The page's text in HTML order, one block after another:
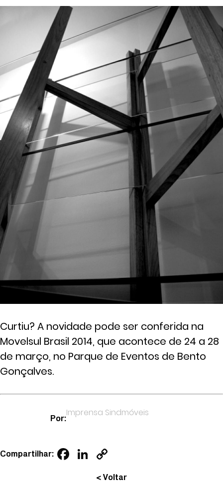
Curtiu? A novidade pode ser conferida na
Movelsul Brasil 2014, que acontece de 24 a 28
de março, no Parque de Eventos de Bento
Gonçalves.
Por:
Imprensa Sindmóveis
Compartilhar: Facebook
LinkedIn
Link
< Voltar